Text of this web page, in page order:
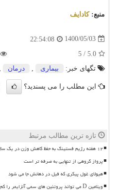
منبع:كادایف
1400/05/03
22:54:08
5.0
/
5
تگهای خبر:
بیماری درمان
این مطلب را می پسندید؟
تازه ترین مطالب مرتبط
۱۲ هفته رژیم فستینگ به حفظ کاهش وزن در یک سال بعد کمک نماید
پرواز گروهی از تنهایی به صرفه تر است
هیولای غول پیکری که فیل در دهانش جا می شود
ویتامین D می تواند پروتئین های سمی آلزایمر را کم کند